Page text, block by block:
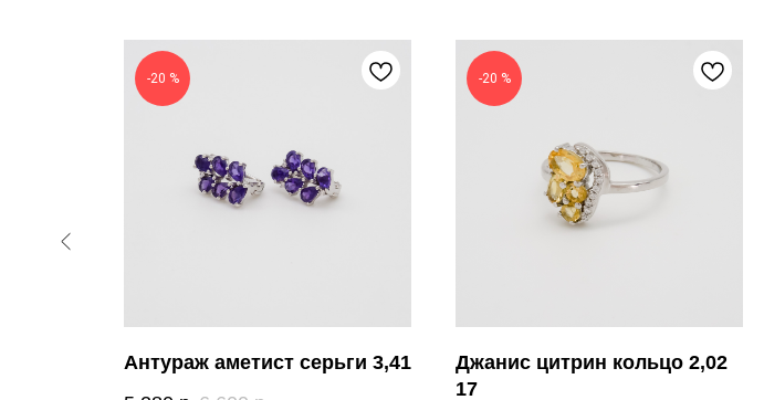
-20 %
Антураж аметист серьги 3,41
-20 %
Джанис цитрин кольцо 2,02
17